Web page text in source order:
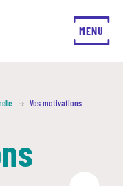
MENU
FERMER
Vos motivations